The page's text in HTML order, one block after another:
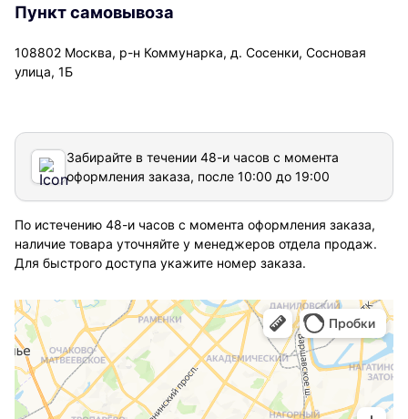
Пункт самовывоза
108802 Москва, р-н Коммунарка, д. Сосенки, Сосновая
улица, 1Б
Забирайте в течении 48-и часов с момента
оформления заказа, после 10:00 до 19:00
По истечению 48-и часов с момента оформления заказа,
наличие товара уточняйте у менеджеров отдела продаж.
Для быстрого доступа укажите номер заказа.